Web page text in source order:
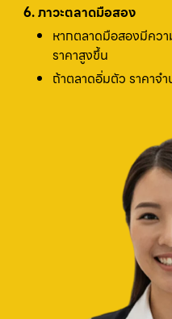
6. ภาวะตลาดมือสอง
หากตลาดมือสองมีคว
ราคาสูงขึ้น
ถ้าตลาดอิ่มตัว ราคาจ